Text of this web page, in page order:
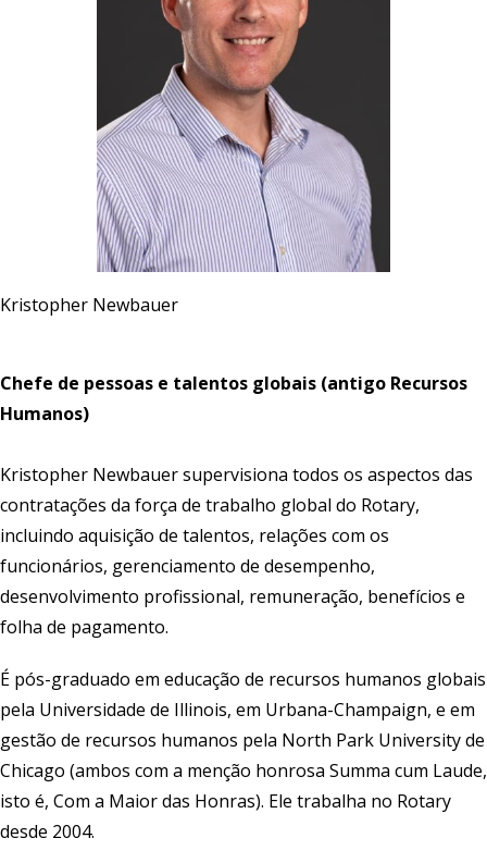
Kristopher Newbauer
Chefe de pessoas e talentos globais (antigo Recursos
Humanos)
Kristopher Newbauer supervisiona todos os aspectos das
contratações da força de trabalho global do Rotary,
incluindo aquisição de talentos, relações com os
funcionários, gerenciamento de desempenho,
desenvolvimento profissional, remuneração, benefícios e
folha de pagamento.
É pós-graduado em educação de recursos humanos globais
pela Universidade de Illinois, em Urbana-Champaign, e em
gestão de recursos humanos pela North Park University de
Chicago (ambos com a menção honrosa Summa cum Laude,
isto é, Com a Maior das Honras). Ele trabalha no Rotary
desde 2004.